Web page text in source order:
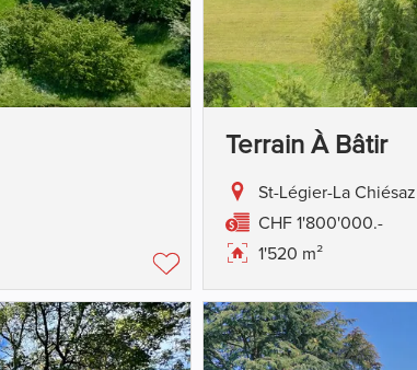
Terrain À Bâtir
St-Légier-La Chiésaz
CHF 1'800'000.-
1'520 m²